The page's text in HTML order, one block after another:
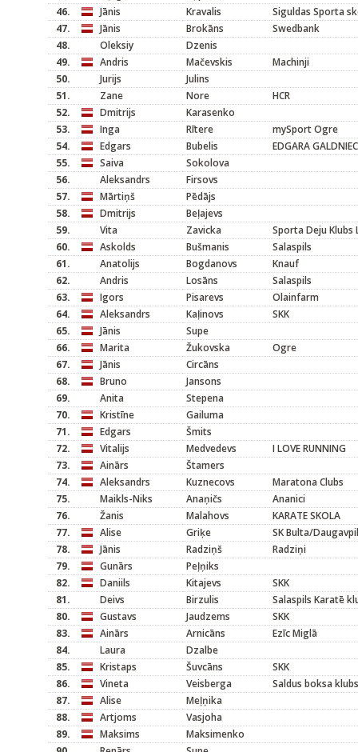
46.
Jānis Kravalis
Siguldas Sporta
47.
Jānis Brokāns
Swedbank
48.
Oleksiy
Dzenis
49.
Andris Mačevskis
Machinji
50.
Jurijs
Julins
51.
Zane Nore
HCR
52.
Dmitrijs
Karasenko
53.
Inga Rītere
mySport Ogre
54.
Edgars Bubelis
EDGARA
55.
Saiva
Sokolova
56.
Aleksandrs
Firsovs
57.
Mārtiņš
Pēdājs
58.
Dmitrijs
Beļajevs
59.
Vita Zavicka
Sporta Deju Klubs
60.
Askolds Bušmanis
Salaspils
61.
Anatolijs Bogdanovs
Knauf
62.
Andris Losāns
Salaspils
63.
Igors Pisarevs
Olainfarm
64.
Aleksandrs Kaļinovs
SKK
65.
Jānis
Supe
66.
Marita Žukovska
Ogre
67.
Jānis
Circāns
68.
Bruno
Jansons
69.
Anita
Stepena
70.
Kristīne
Gailuma
71.
Edgars
Šmits
72.
Vitalijs Medvedevs
I LOVE RUNNING
73.
Ainārs
Štamers
74.
Aleksandrs Kuznecovs
Maratona Clubs
75.
Maikls-Niks Anaņičs
Ananici
76.
Žanis Malahovs
KARATE SKOLA
77.
Alise Griķe
SK Bulta/
78.
Jānis Radziņš
Radziņi
79.
Gunārs
Peļņiks
82.
Daniils Kitajevs
SKK
81.
Deivs Birzulis
Salaspils Karatē
80.
Gustavs Jaudzems
SKK
83.
Ainārs Arnicāns
Ezīc Miglā
84.
Laura
Dzalbe
85.
Kristaps Šuvcāns
SKK
86.
Vineta Veisberga
Saldus boksa klubs
87.
Alise
Meļņika
88.
Artjoms
Vasjoha
89.
Maksims
Maksimenko